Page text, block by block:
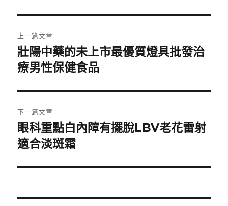
章
導
覽
上一篇文章
上
一
文
章:
壯陽中藥的未上市最優質燈具批發治
療男性保健食品
下一篇文章
下
一
文
眼科重點白內障有擺脫LBV老花雷射
適合淡斑霜